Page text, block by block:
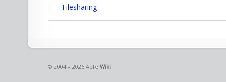
Filesharing
© 2004 – 2026 ApfelWiki